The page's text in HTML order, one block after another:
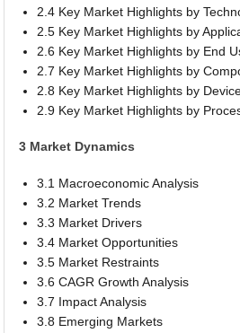
2.4 Key Market Highlights by
2.5 Key Market Highlights by
2.6 Key Market Highlights by End
2.7 Key Market Highlights by
2.8 Key Market Highlights by
2.9 Key Market Highlights by
3 Market Dynamics
3.1 Macroeconomic Analysis
3.2 Market Trends
3.3 Market Drivers
3.4 Market Opportunities
3.5 Market Restraints
3.6 CAGR Growth Analysis
3.7 Impact Analysis
3.8 Emerging Markets